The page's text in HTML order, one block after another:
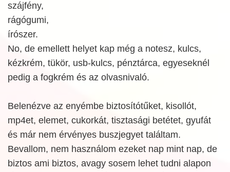
szájfény,
rágógumi,
írószer.
No, de emellett helyet kap még a notesz, kulcs,
kézkrém, tükör, usb-kulcs, pénztárca, egyeseknél
pedig a fogkrém és az olvasnivaló.
Belenézve az enyémbe biztosítótűket, kisollót,
mp4et, elemet, cukorkát, tisztasági betétet, gyufát
és már nem érvényes buszjegyet találtam.
Bevallom, nem használom ezeket nap mint nap, de
biztos ami biztos, avagy sosem lehet tudni alapon